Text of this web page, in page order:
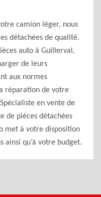
camion léger, nous
détachées de qualité.
auto à Guillerval,
de leurs
aux normes
réparation de votre
en vente de
de pièces détachées
met à votre disposition
ainsi qu’à votre budget.